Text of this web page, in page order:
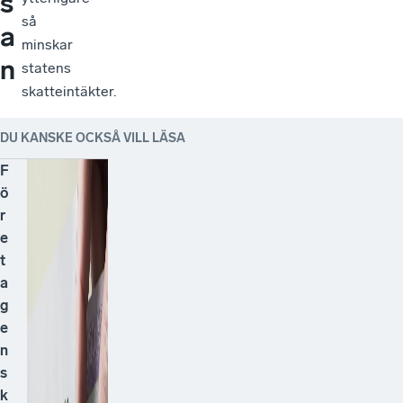
a
n
så
minskar
statens
skatteintäkter.
DU KANSKE OCKSÅ VILL LÄSA
F
ö
r
e
t
a
g
e
n
s
k